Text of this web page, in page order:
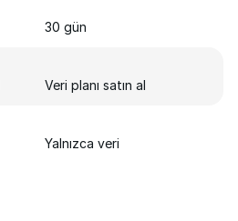
30 gün
Veri planı satın al
Yalnızca veri